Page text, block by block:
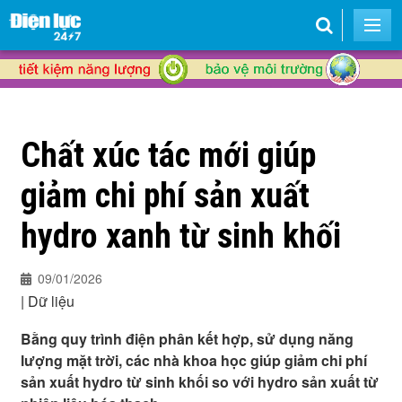
Chất xúc tác mới giúp
giảm chi phí sản xuất
hydro xanh từ sinh khối
09/01/2026
| Dữ liệu
Bằng quy trình điện phân kết hợp, sử dụng năng
lượng mặt trời, các nhà khoa học giúp giảm chi phí
sản xuất hydro từ sinh khối so với hydro sản xuất từ